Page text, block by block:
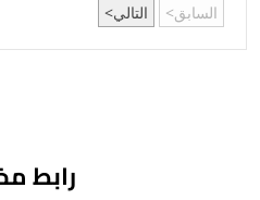
السابق التالي
رابط